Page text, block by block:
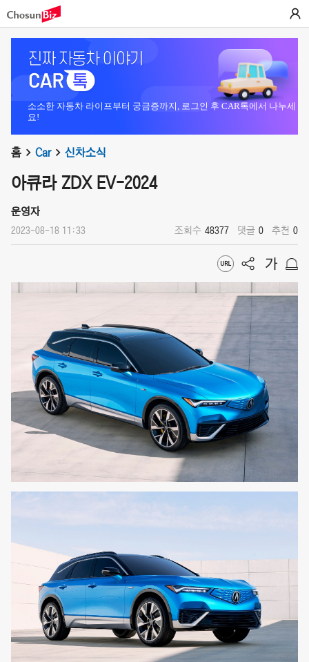
소소한 자동차 라이프부터 궁금증까지, 로그인 후 CAR톡에서 나누세
요!
홈 Car 신차소식
아큐라 ZDX EV-2024
운영자
2023-08-18 11:33 조회수 48377 댓글 0 추천 0